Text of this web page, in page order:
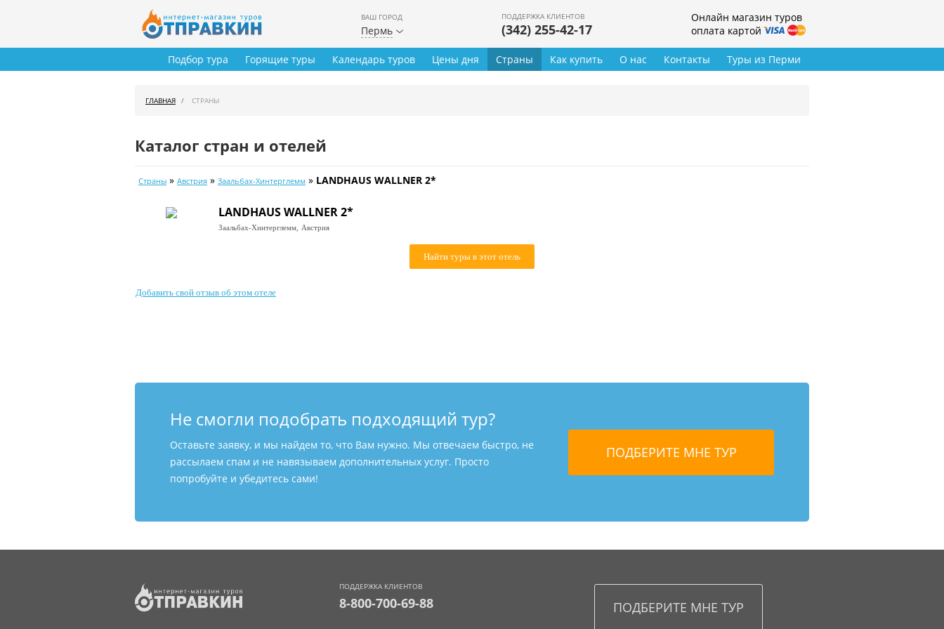
ВАШ ГОРОД
Пермь
ПОДДЕРЖКА КЛИЕНТОВ
(342) 255-42-17
Онлайн магазин туров
оплата картой
Туры из Перми
Подбор тура Горящие туры Календарь туров Цены дня Страны Как купить О нас Контакты
ГЛАВНАЯ СТРАНЫ
Каталог стран и отелей
Страны » Австрия » Заальбах-Хинтерглемм » LANDHAUS WALLNER 2*
LANDHAUS WALLNER 2*
Заальбах-Хинтерглемм, Австрия
Найти туры в этот отель
Добавить свой отзыв об этом отеле
Не смогли подобрать подходящий тур?
Оставьте заявку, и мы найдем то, что Вам нужно. Мы отвечаем быстро, не
рассылаем спам и не навязываем дополнительных услуг. Просто
попробуйте и убедитесь сами!
ПОДДЕРЖКА КЛИЕНТОВ
8-800-700-69-88